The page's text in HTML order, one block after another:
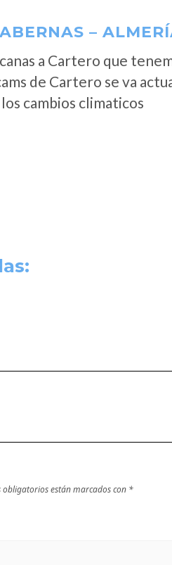
–
a Cartero que
de Cartero se va
cambios climaticos
obligatorios están marcados con *